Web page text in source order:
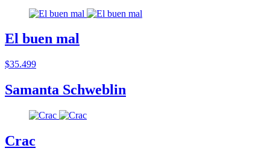
El buen mal
$35.499
Samanta Schweblin
Crac